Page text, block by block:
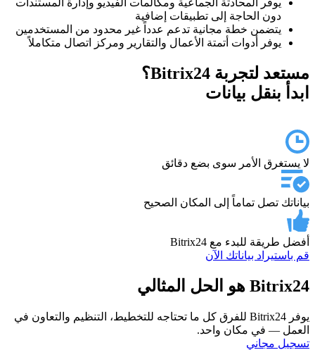
يوفر المحادثة الجماعية ومكالمات الفيديو وإدارة المستندات
دون الحاجة إلى تطبيقات إضافية
يتضمن خطة مجانية تدعم عدداً غير محدود من المستخدمين
يوفر أدوات أتمتة الأعمال والتقارير ومركز اتصال متكاملاً
مستعد لتجربة Bitrix24؟
ابدأ بنقل بيانات
لا يستغرق الأمر سوى بضع دقائق
بياناتك تصل تماماً إلى المكان الصحيح
أفضل طريقة للبدء مع Bitrix24
قم باستيراد بياناتك الآن
Bitrix24 هو الحل المثالي
يوفر Bitrix24 للفرق كل ما تحتاجه للتخطيط، التنظيم والتعاون في
العمل — في مكان واحد.
تسجيل مجاني